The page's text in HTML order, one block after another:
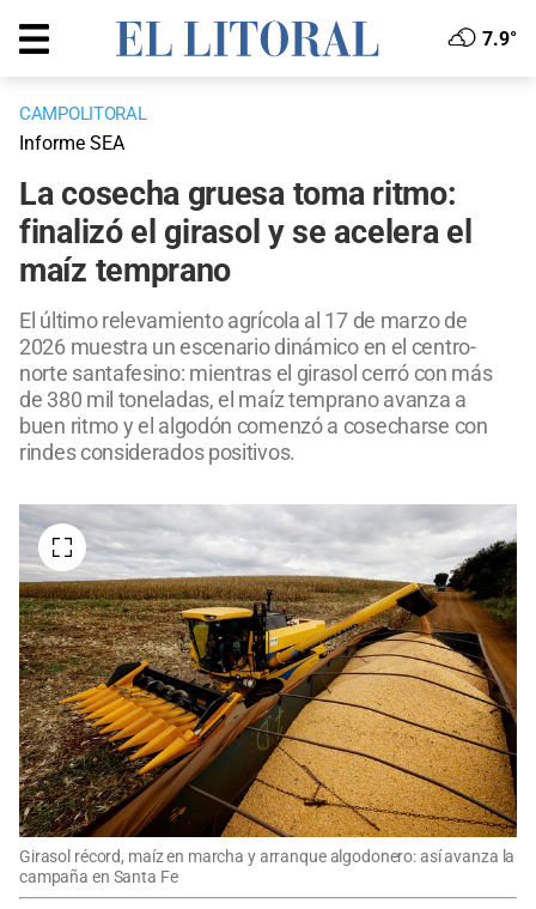
7.9°
CAMPOLITORAL
Informe SEA
La cosecha gruesa toma ritmo:
finalizó el girasol y se acelera el
maíz temprano
El último relevamiento agrícola al 17 de marzo de
2026 muestra un escenario dinámico en el centro-
norte santafesino: mientras el girasol cerró con más
de 380 mil toneladas, el maíz temprano avanza a
buen ritmo y el algodón comenzó a cosecharse con
rindes considerados positivos.
Girasol récord, maíz en marcha y arranque algodonero: así avanza la
campaña en Santa Fe